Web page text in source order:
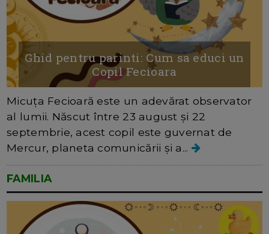
Ghid pentru parinti: Cum sa educi un
Copil Fecioara
Micuța Fecioară este un adevărat observator
al lumii. Născut între 23 august și 22
septembrie, acest copil este guvernat de
Mercur, planeta comunicării și a...
FAMILIA